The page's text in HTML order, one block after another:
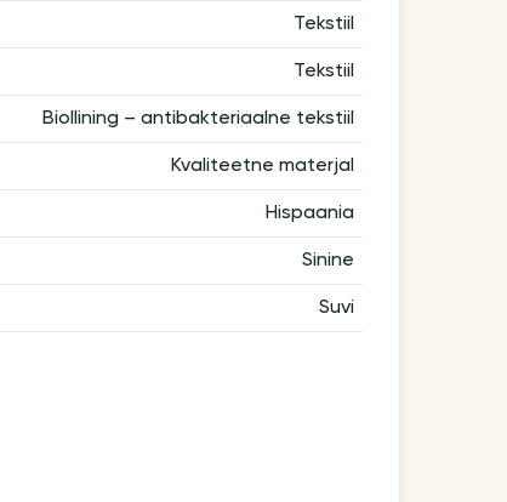
Tekstiil
Tekstiil
Biollining – antibakteriaalne tekstiil
Kvaliteetne materjal
Hispaania
Sinine
Suvi